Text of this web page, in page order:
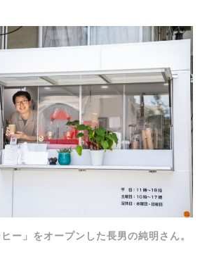
ー」をオープンした長男の純明さん。